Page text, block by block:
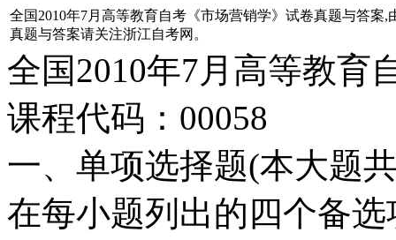
全国2010年7月高等教育自考《市场营销学》试卷真题与答
真题与答案请关注浙江自考网。
全国2010年7月高等教育
课程代码：00058
一、单项选择题(本大题
在每小题列出的四个备